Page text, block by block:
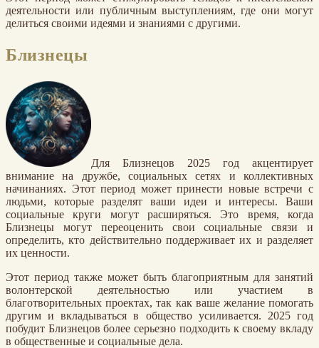
деятельности или публичным выступлениям, где они могут
делиться своими идеями и знаниями с другими.
Близнецы
Для Близнецов 2025 год акцентирует
внимание на дружбе, социальных сетях и коллективных
начинаниях. Этот период может принести новые встречи с
людьми, которые разделят ваши идеи и интересы. Ваши
социальные круги могут расширяться. Это время, когда
Близнецы могут переоценить свои социальные связи и
определить, кто действительно поддерживает их и разделяет
их ценности.
Этот период также может быть благоприятным для занятий
волонтерской деятельностью или участием в
благотворительных проектах, так как ваше желание помогать
другим и вкладываться в общество усиливается. 2025 год
побудит Близнецов более серьезно подходить к своему вкладу
в общественные и социальные дела.